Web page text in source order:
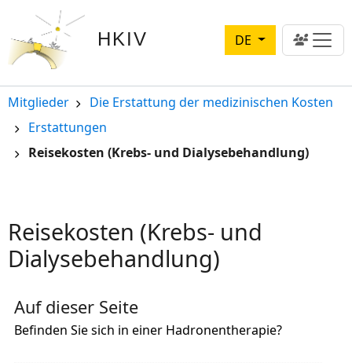
Direkt zum Inhalt
HKIV DE
Pfadnavigation
Mitglieder
Die Erstattung der medizinischen Kosten
Erstattungen
Reisekosten (Krebs- und Dialysebehandlung)
Reisekosten (Krebs- und
Dialysebehandlung)
Auf dieser Seite
Befinden Sie sich in einer Hadronentherapie?